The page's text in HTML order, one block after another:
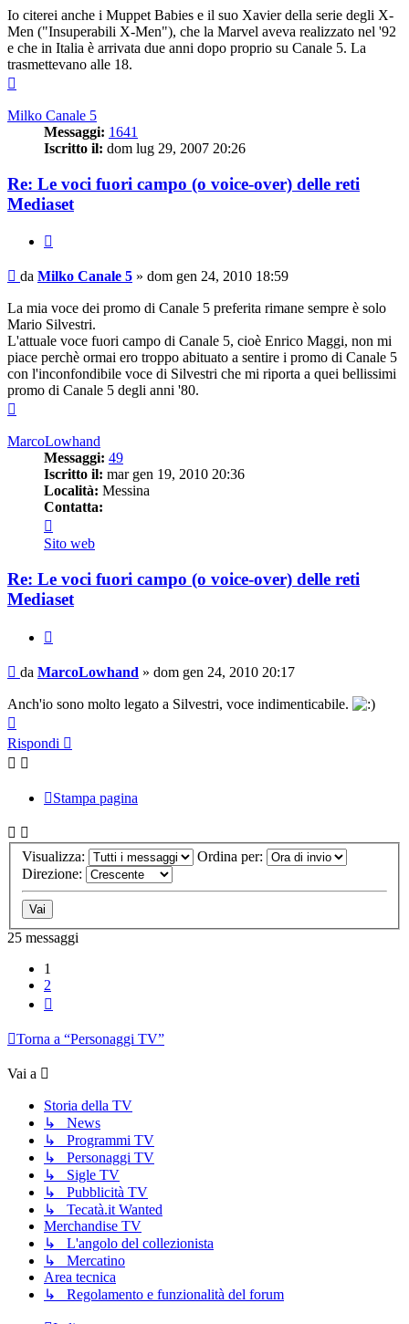
Io citerei anche i Muppet Babies e il suo Xavier della serie degli X-
Men ("Insuperabili X-Men"), che la Marvel aveva realizzato nel '92
e che in Italia è arrivata due anni dopo proprio su Canale 5. La
trasmettevano alle 18.
Milko Canale 5
Messaggi: 1641
Iscritto il: dom lug 29, 2007 20:26
Re: Le voci fuori campo (o voice-over) delle reti
Mediaset
Messaggio
da Milko Canale 5 » dom gen 24, 2010 18:59
La mia voce dei promo di Canale 5 preferita rimane sempre è solo
Mario Silvestri.
L'attuale voce fuori campo di Canale 5, cioè Enrico Maggi, non mi
piace perchè ormai ero troppo abituato a sentire i promo di Canale 5
con l'inconfondibile voce di Silvestri che mi riporta a quei bellissimi
promo di Canale 5 degli anni '80.
MarcoLowhand
Messaggi: 49
Iscritto il: mar gen 19, 2010 20:36
Località: Messina
Contatta:
MarcoLowhand
Sito web
Re: Le voci fuori campo (o voice-over) delle reti
Mediaset
Messaggio
da MarcoLowhand » dom gen 24, 2010 20:17
Anch'io sono molto legato a Silvestri, voce indimenticabile.
Rispondi
Stampa pagina
Visualizza:
Ordina per:
Direzione:
25 messaggi
1
2
Torna a “Personaggi TV”
Vai a
Storia della TV
↳ News
↳ Programmi TV
↳ Personaggi TV
↳ Sigle TV
↳ Pubblicità TV
↳ Tecatà.it Wanted
Merchandise TV
↳ L'angolo del collezionista
↳ Mercatino
Area tecnica
↳ Regolamento e funzionalità del forum